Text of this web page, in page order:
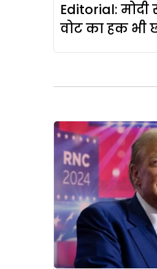
Editorial:
वोट का हक भी